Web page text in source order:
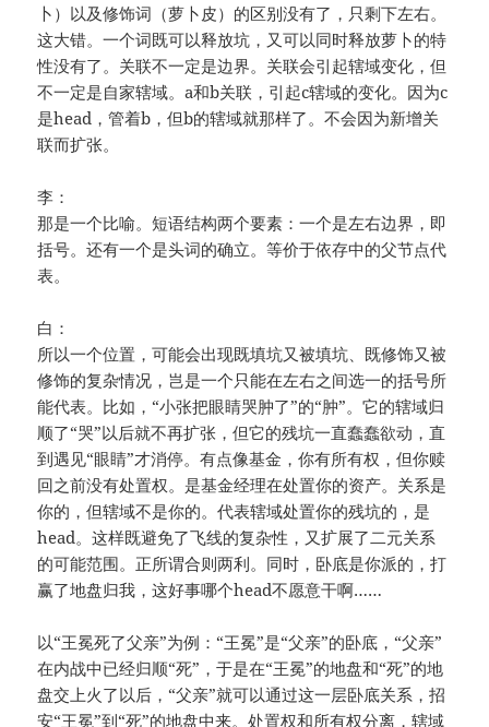
卜）以及修饰词（萝卜皮）的区别没有了，只剩下左右。
这大错。一个词既可以释放坑，又可以同时释放萝卜的特
性没有了。关联不一定是边界。关联会引起辖域变化，但
不一定是自家辖域。a和b关联，引起c辖域的变化。因为c
是head，管着b，但b的辖域就那样了。不会因为新增关
联而扩张。
李：
那是一个比喻。短语结构两个要素：一个是左右边界，即
括号。还有一个是头词的确立。等价于依存中的父节点代
表。
白：
所以一个位置，可能会出现既填坑又被填坑、既修饰又被
修饰的复杂情况，岂是一个只能在左右之间选一的括号所
能代表。比如，“小张把眼睛哭肿了”的“肿”。它的辖域归
顺了“哭”以后就不再扩张，但它的残坑一直蠢蠢欲动，直
到遇见“眼睛”才消停。有点像基金，你有所有权，但你赎
回之前没有处置权。是基金经理在处置你的资产。关系是
你的，但辖域不是你的。代表辖域处置你的残坑的，是
head。这样既避免了飞线的复杂性，又扩展了二元关系
的可能范围。正所谓合则两利。同时，卧底是你派的，打
赢了地盘归我，这好事哪个head不愿意干啊……
以“王冕死了父亲”为例：“王冕”是“父亲”的卧底，“父亲”
在内战中已经归顺“死”，于是在“王冕”的地盘和“死”的地
盘交上火了以后，“父亲”就可以通过这一层卧底关系，招
安“王冕”到“死”的地盘中来。处置权和所有权分离，辖域